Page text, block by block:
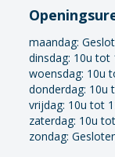
maandag:
dinsdag: 10u tot
woensdag: 10u
donderdag: 10u
vrijdag: 10u tot
zaterdag: 10u
zondag: